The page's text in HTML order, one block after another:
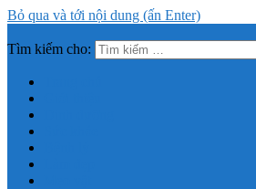
Bỏ qua và tới nội dung (ấn Enter)
Trang thông tin tổng hợp về sức khỏe, làm
Tìm kiếm cho: